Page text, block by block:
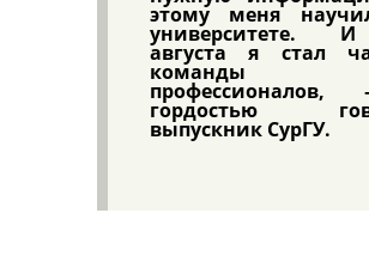
этому меня
университете.
августа я стал
команды
гордостью
выпускник СурГУ.